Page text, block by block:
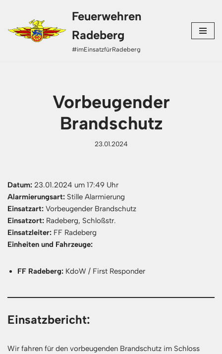
Zum
Inhalt
Feuerwehren
Radeberg
#imEinsatzfürRadeberg
Vorbeugender
Brandschutz
23.01.2024
Datum: 23.01.2024 um 17:49 Uhr
Alarmierungsart: Stille Alarmierung
Einsatzart: Vorbeugender Brandschutz
Einsatzort: Radeberg, Schloßstr.
Einsatzleiter: FF Radeberg
Einheiten und Fahrzeuge:
FF Radeberg: KdoW / First Responder
Einsatzbericht:
Wir fahren für den vorbeugenden Brandschutz im Schloss